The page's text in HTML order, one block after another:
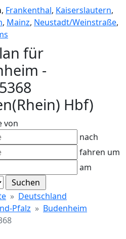
, Frankenthal, Kaiserslautern,
, Mainz, Neustadt/Weinstraße,
für
-
Hbf)
von
nach
fahren um
am
Deutschland
Pfalz
Budenheim